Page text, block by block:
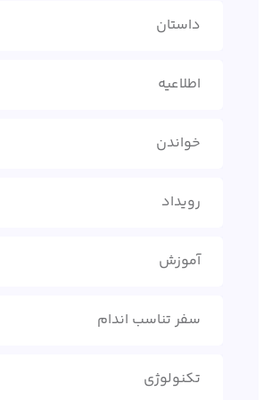
داستان
اطلاعیه
خواندن
رویداد
آموزش
سفر تناسب اندام
تکنولوژی